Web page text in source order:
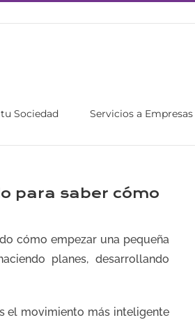
Sociedad Servicios a Empresas
para saber cómo
cómo empezar una pequeña
planes, desarrollando
el movimiento más inteligente